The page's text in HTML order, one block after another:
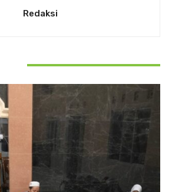
Redaksi